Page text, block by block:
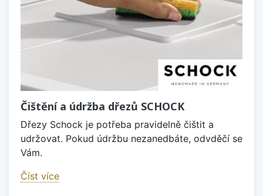
Čištění a údržba dřezů SCHOCK
Dřezy Schock je potřeba pravidelně čištit a
udržovat. Pokud údržbu nezanedbáte, odvděčí se
Vám.
Číst více